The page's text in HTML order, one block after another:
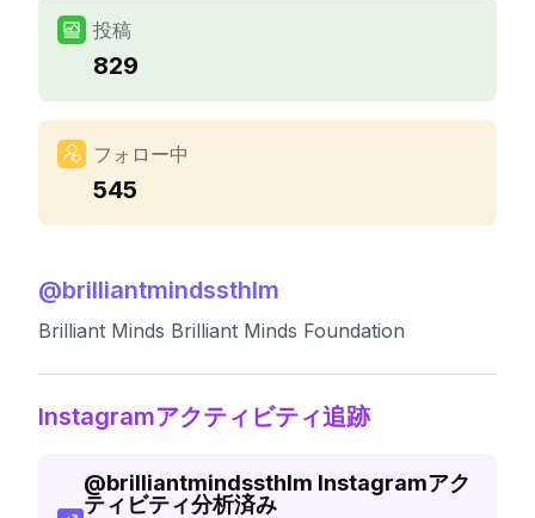
投稿
829
フォロー中
545
@brilliantmindssthlm
Brilliant Minds Brilliant Minds Foundation
Instagramアクティビティ追跡
@brilliantmindssthlm Instagramアク
ティビティ分析済み